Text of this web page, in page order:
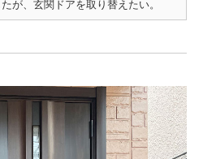
が、玄関ドアを取り替えたい。